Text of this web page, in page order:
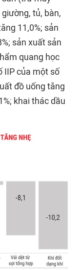
tủ, bàn,
11,0%; sản
sản xuất sản
quang học
IIP của một số
đồ uống tăng
khai thác dầu